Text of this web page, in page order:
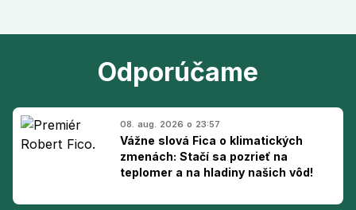
Odporúčame
08. aug. 2026 o 23:57
Vážne slová Fica o klimatických
zmenách: Stačí sa pozrieť na
teplomer a na hladiny našich vôd!